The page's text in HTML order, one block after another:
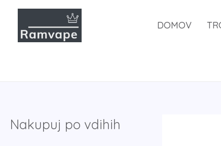
Skoči
vsebino
DOMOV
Nakupuj po vdihih